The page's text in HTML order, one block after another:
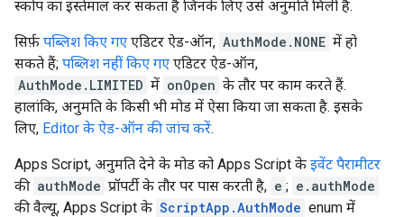
स्कोप का इस्तेमाल कर सकता है जिनके लिए उसे अनुमति मिली है.
सिर्फ़ पब्लिश किए गए एडिटर ऐड-ऑन, AuthMode.NONE में हो
सकते हैं; पब्लिश नहीं किए गए एडिटर ऐड-ऑन,
AuthMode.LIMITED में onOpen के तौर पर काम करते हैं.
हालांकि, अनुमति के किसी भी मोड में ऐसा किया जा सकता है. इसके
लिए, Editor के ऐड-ऑन की जांच करें.
Apps Script, अनुमति देने के मोड को Apps Script के इवेंट पैरामीटर
की authMode प्रॉपर्टी के तौर पर पास करती है, e ; e.authMode
की वैल्यू, Apps Script के ScriptApp.AuthMode enum में